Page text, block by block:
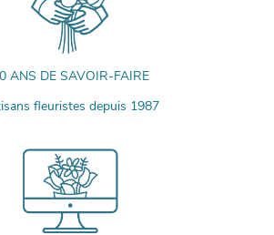
ANS DE SAVOIR-FAIRE
fleuristes depuis 1987